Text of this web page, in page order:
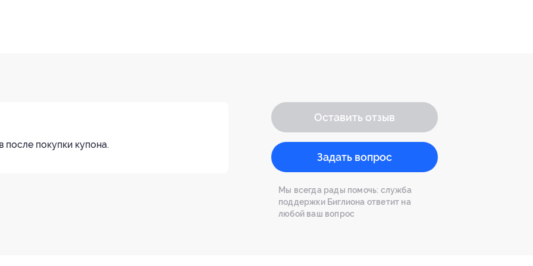
после покупки купона.
Оставить отзыв
Задать вопрос
Мы всегда рады помочь: служба
поддержки Биглиона ответит на
любой ваш вопрос